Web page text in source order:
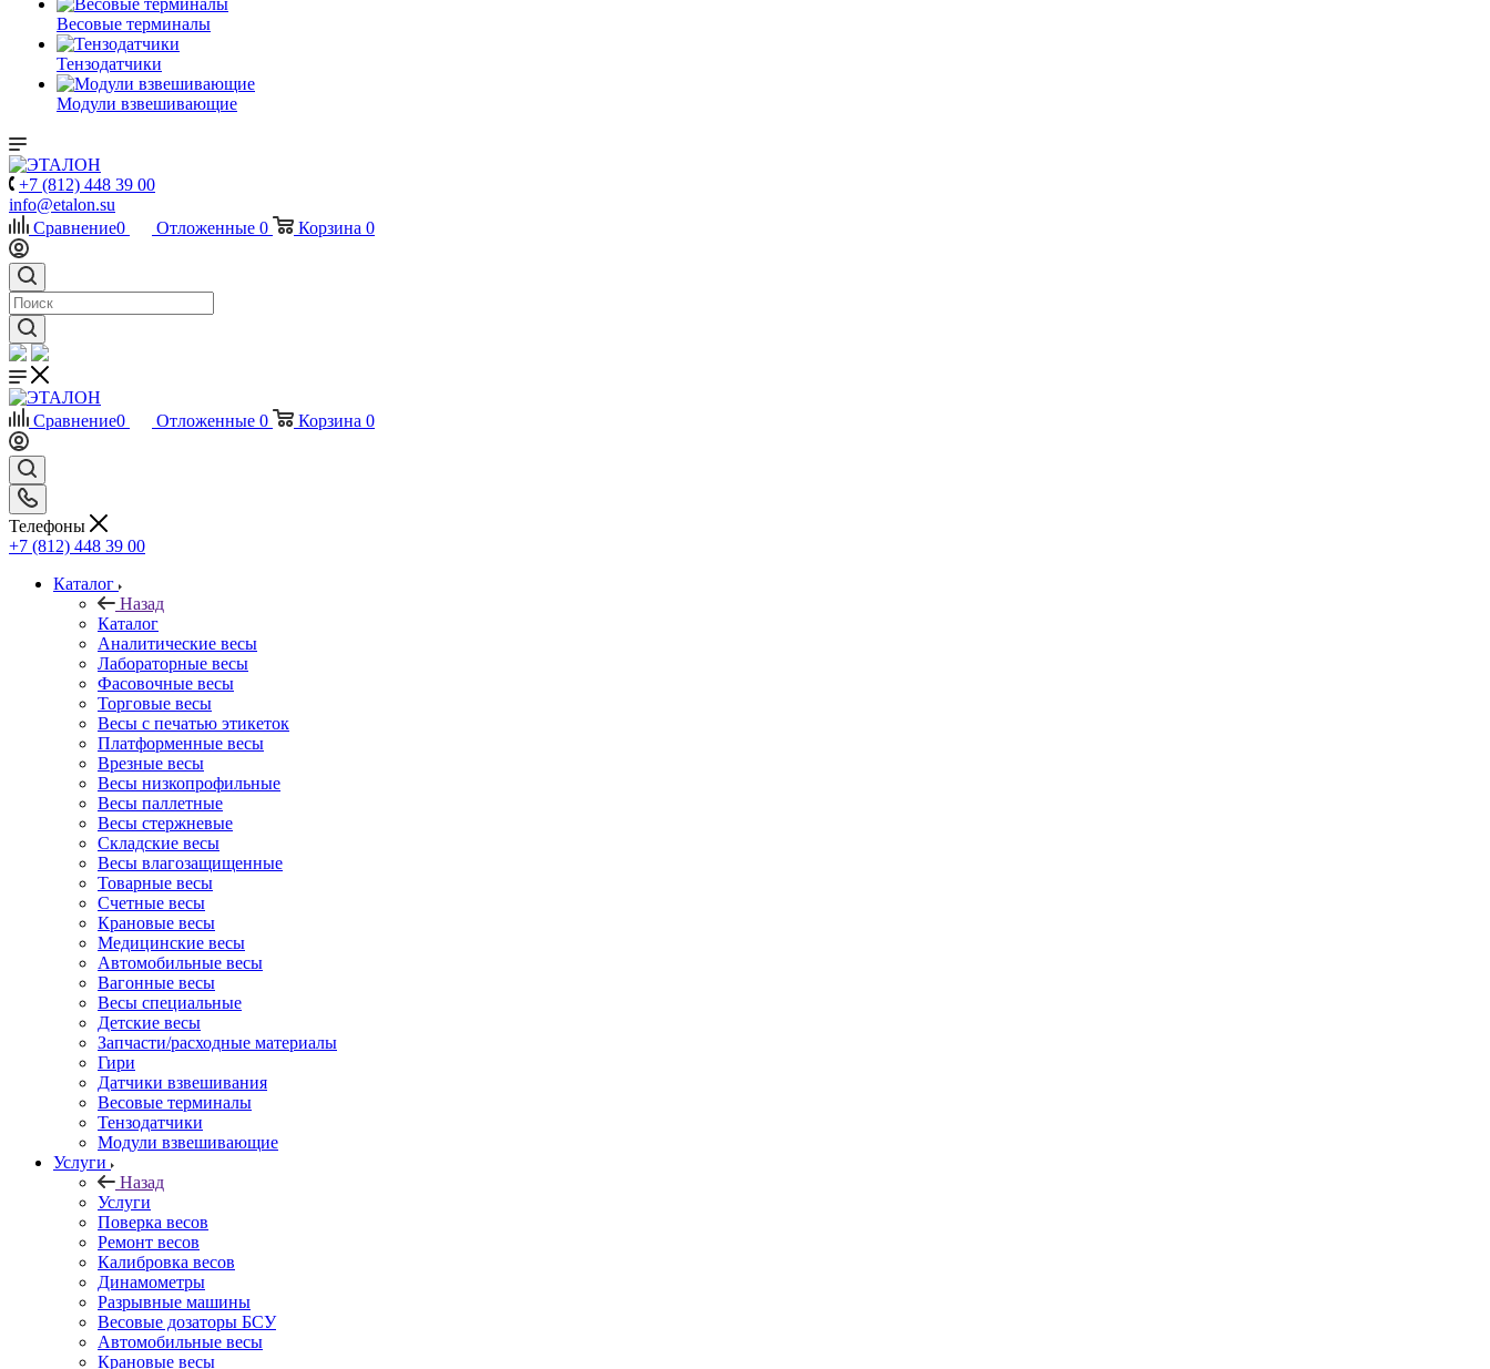
Весовые терминалы
Тензодатчики
Модули взвешивающие
+7 (812) 448 39 00
info@etalon.su
Сравнение0 Отложенные 0 Корзина 0
Сравнение0 Отложенные 0 Корзина 0
Телефоны
+7 (812) 448 39 00
Каталог
Назад
Каталог
Аналитические весы
Лабораторные весы
Фасовочные весы
Торговые весы
Весы с печатью этикеток
Платформенные весы
Врезные весы
Весы низкопрофильные
Весы паллетные
Весы стержневые
Складские весы
Весы влагозащищенные
Товарные весы
Счетные весы
Крановые весы
Медицинские весы
Автомобильные весы
Вагонные весы
Весы специальные
Детские весы
Запчасти/расходные материалы
Гири
Датчики взвешивания
Весовые терминалы
Тензодатчики
Модули взвешивающие
Услуги
Назад
Услуги
Поверка весов
Ремонт весов
Калибровка весов
Динамометры
Разрывные машины
Весовые дозаторы БСУ
Автомобильные весы
Крановые весы